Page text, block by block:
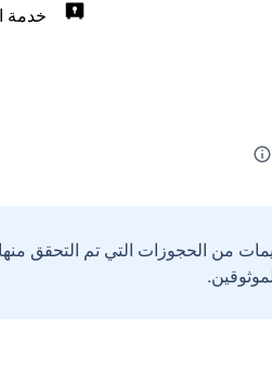
خدمة
من الحجوزات التي تم التحقق